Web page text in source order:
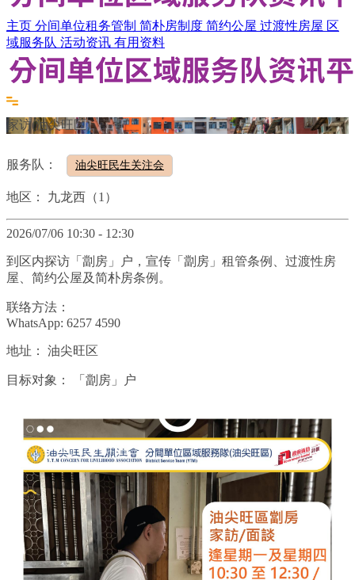
主页 分间单位租务管制 简朴房制度 简约公屋 过渡性房屋 区
域服务队 活动资讯 有用资料
家访(油尖旺区)
服务队： 油尖旺民生关注会
地区： 九龙西（1）
2026/07/06 10:30 - 12:30
到区内探访「劏房」户，宣传「劏房」租管条例、过渡性房
屋、简约公屋及简朴房条例。
联络方法：
WhatsApp: 6257 4590
地址： 油尖旺区
目标对象： 「劏房」户